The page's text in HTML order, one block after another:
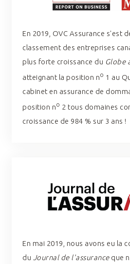
En 2019, OVC Assurance s'est
classement des entreprises
plus forte croissance du Globe
atteignant la position no 1 au
cabinet en assurance de
position no 2 tous domaines
croissance de 984 % sur 3 ans !
En mai 2019, nous avons eu la
du Journal de l'assurance que